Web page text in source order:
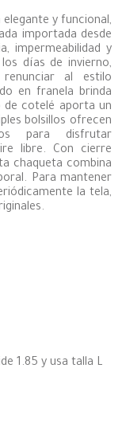
y funcional,
importada desde
impermeabilidad y
días de invierno,
al estilo
en franela brinda
de cotelé aporta un
bolsillos ofrecen
para disfrutar
libre. Con cierre
chaqueta combina
Para mantener
la tela,
1.85 y usa talla L